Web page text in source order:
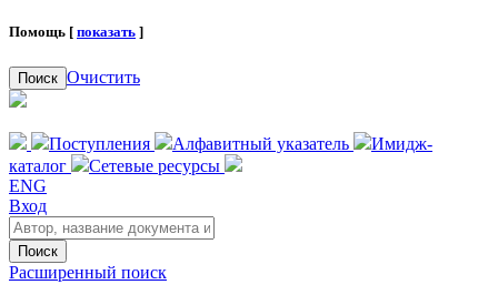
Помощь [ показать ]
Поиск Очистить
Поступления Алфавитный указатель
Имидж-
каталог
Сетевые ресурсы
ENG
Вход
Поиск
Расширенный поиск